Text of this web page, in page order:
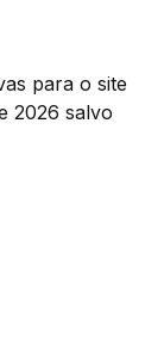
para o site
2026 salvo